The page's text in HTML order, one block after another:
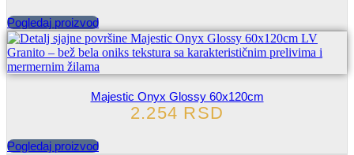
Pogledaj proizvod
Majestic Onyx Glossy 60x120cm
2.254 RSD
Pogledaj proizvod